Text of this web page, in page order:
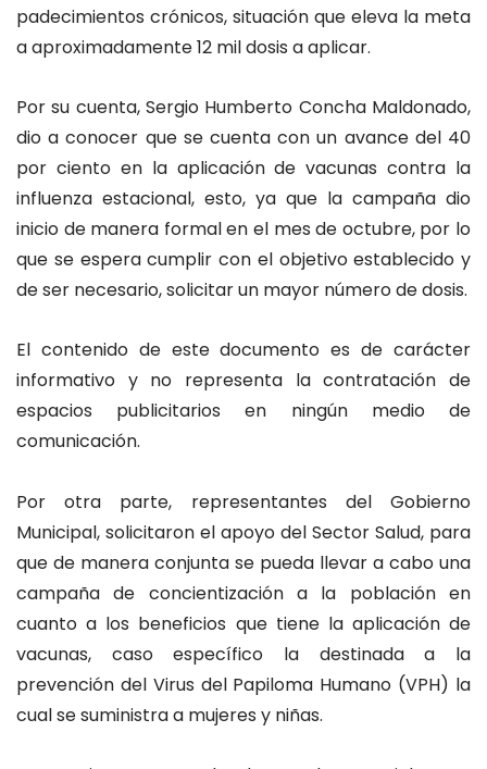
padecimientos crónicos, situación que eleva la meta
a aproximadamente 12 mil dosis a aplicar.
Por su cuenta, Sergio Humberto Concha Maldonado,
dio a conocer que se cuenta con un avance del 40
por ciento en la aplicación de vacunas contra la
influenza estacional, esto, ya que la campaña dio
inicio de manera formal en el mes de octubre, por lo
que se espera cumplir con el objetivo establecido y
de ser necesario, solicitar un mayor número de dosis.
El contenido de este documento es de carácter
informativo y no representa la contratación de
espacios publicitarios en ningún medio de
comunicación.
Por otra parte, representantes del Gobierno
Municipal, solicitaron el apoyo del Sector Salud, para
que de manera conjunta se pueda llevar a cabo una
campaña de concientización a la población en
cuanto a los beneficios que tiene la aplicación de
vacunas, caso específico la destinada a la
prevención del Virus del Papiloma Humano (VPH) la
cual se suministra a mujeres y niñas.